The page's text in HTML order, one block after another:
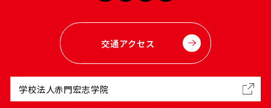
交通アクセス
学校法人赤門宏志学院